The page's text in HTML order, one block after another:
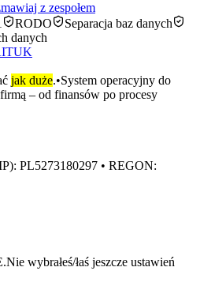
z zespołem
RODO
Separacja baz danych
danych
ITUK
jak duże.•System operacyjny do
– od finansów po procesy
PL5273180297 • REGON:
Nie wybrałeś/łaś jeszcze ustawień